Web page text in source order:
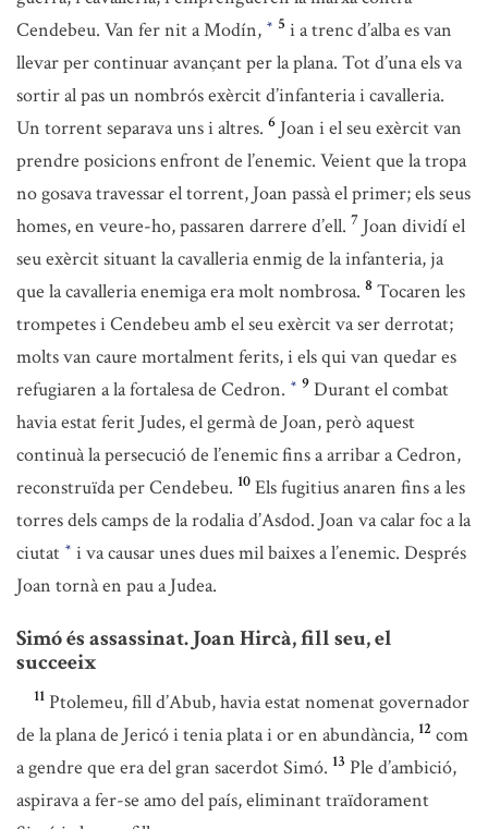
Cendebeu. Van fer nit a Modín, * 5 i a trenc d’alba es van
llevar per continuar avançant per la plana. Tot d’una els va
sortir al pas un nombrós exèrcit d’infanteria i cavalleria.
Un torrent separava uns i altres. 6 Joan i el seu exèrcit van
prendre posicions enfront de l’enemic. Veient que la tropa
no gosava travessar el torrent, Joan passà el primer; els seus
homes, en veure-ho, passaren darrere d’ell. 7 Joan dividí el
seu exèrcit situant la cavalleria enmig de la infanteria, ja
que la cavalleria enemiga era molt nombrosa. 8 Tocaren les
trompetes i Cendebeu amb el seu exèrcit va ser derrotat;
molts van caure mortalment ferits, i els qui van quedar es
refugiaren a la fortalesa de Cedron. * 9 Durant el combat
havia estat ferit Judes, el germà de Joan, però aquest
continuà la persecució de l’enemic fins a arribar a Cedron,
reconstruïda per Cendebeu. 10 Els fugitius anaren fins a les
torres dels camps de la rodalia d’Asdod. Joan va calar foc a la
ciutat * i va causar unes dues mil baixes a l’enemic. Després
Joan tornà en pau a Judea.
Simó és assassinat. Joan Hircà, fill seu, el
succeeix
11 Ptolemeu, fill d’Abub, havia estat nomenat governador
de la plana de Jericó i tenia plata i or en abundància, 12 com
a gendre que era del gran sacerdot Simó. 13 Ple d’ambició,
aspirava a fer-se amo del país, eliminant traïdorament